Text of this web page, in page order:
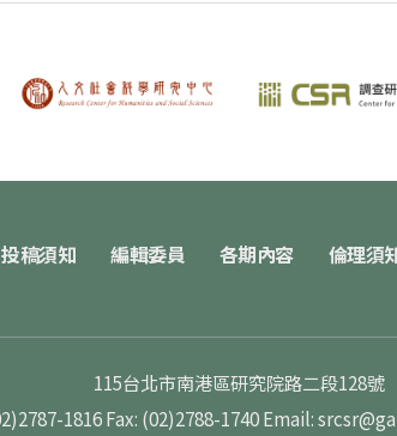
投稿須知 編輯委員 各期內容 倫理須
115台北市南港區研究院路二段128號
1816 Fax: (02)2788-1740 Email: